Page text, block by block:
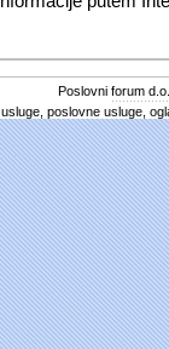
Poslovni forum
poslovne usluge,